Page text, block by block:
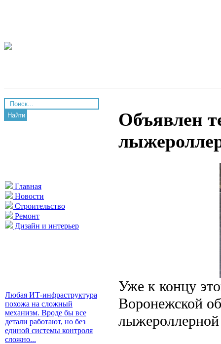
Найти
Главная
Новости
Строительство
Ремонт
Дизайн и интерьер
Любая ИТ-инфраструктура
похожа на сложный
механизм. Вроде бы все
детали работают, но без
единой системы контроля
сложно...
Объявлен
Уже к концу
Воронежской